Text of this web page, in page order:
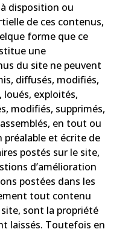
disposition ou
de ces contenus,
forme que ce
une
du site ne peuvent
diffusés, modifiés,
loués, exploités,
modifiés, supprimés,
en tout ou
et écrite de
postés sur le site,
d’amélioration
postées dans les
tout contenu
sont la propriété
laissés. Toutefois en